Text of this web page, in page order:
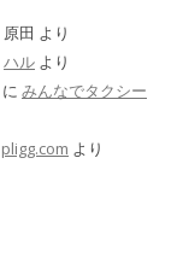
原田 より
ハル より
に みんなでタクシー
pligg.com より